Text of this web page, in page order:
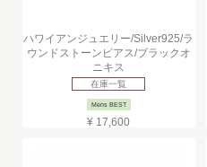
ハワイアンジュエリー/Silver925/ラ
ウンドストーンピアス/ブラックオ
ニキス
在庫一覧
Mens BEST
¥ 17,600